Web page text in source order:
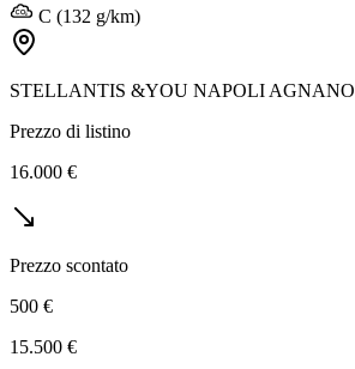
C (132 g/km)
STELLANTIS &YOU NAPOLI AGNANO
Prezzo di listino
16.000 €
Prezzo scontato
500 €
15.500 €